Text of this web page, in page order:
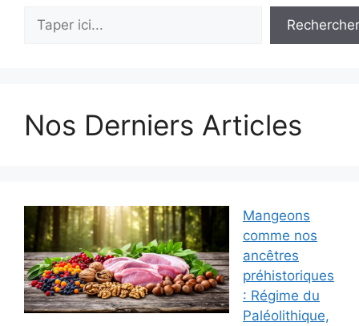
Rechercher
Nos Derniers Articles
Mangeons
comme nos
ancêtres
préhistoriques
: Régime du
Paléolithique,